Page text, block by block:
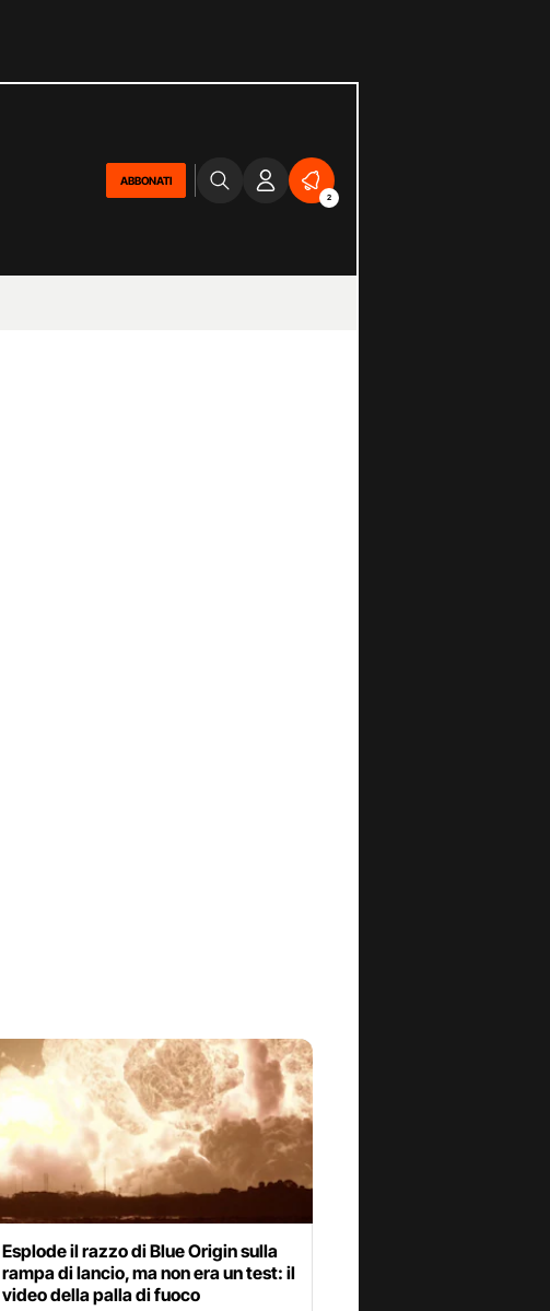
ABBONATI
2
Esplode il razzo di Blue Origin sulla
rampa di lancio, ma non era un test: il
video della palla di fuoco